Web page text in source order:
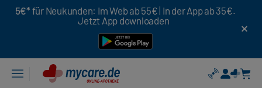
5€* für Neukunden: Im Web ab 55€ | In der App ab 35€.
Jetzt App downloaden